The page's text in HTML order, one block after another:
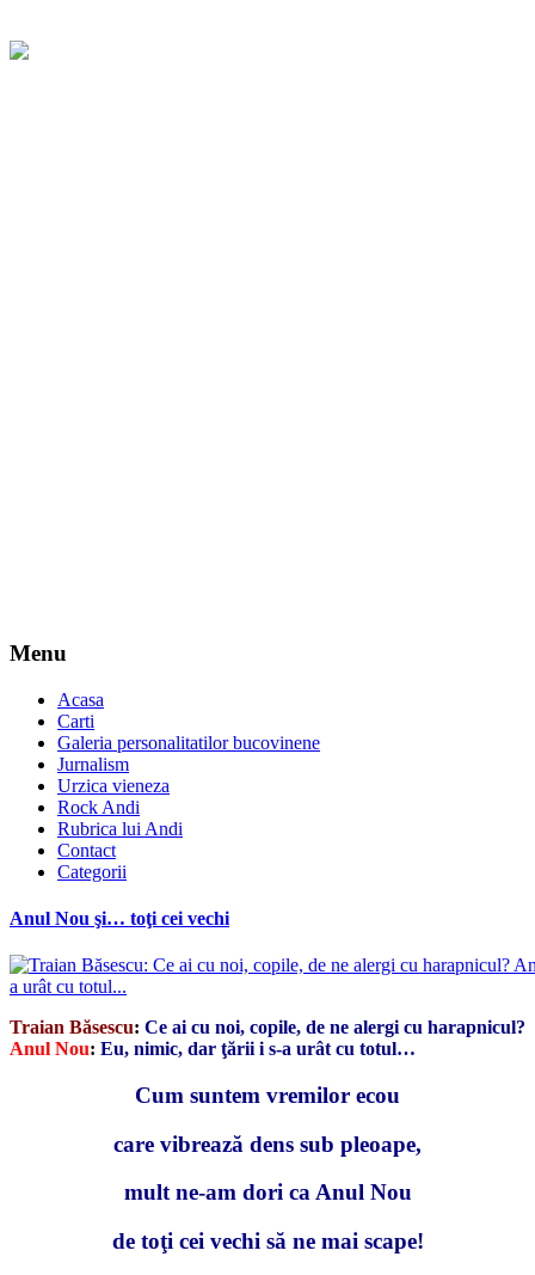
Menu
Acasa
Carti
Galeria personalitatilor bucovinene
Jurnalism
Urzica vieneza
Rock Andi
Rubrica lui Andi
Contact
Categorii
Anul Nou şi… toţi cei vechi
Traian Băsescu: Ce ai cu noi, copile, de ne alergi cu harapnicul?
Anul Nou: Eu, nimic, dar ţării i s-a urât cu totul…
Cum suntem vremilor ecou
care vibrează dens sub pleoape,
mult ne-am dori ca Anul Nou
de toţi cei vechi să ne mai scape!